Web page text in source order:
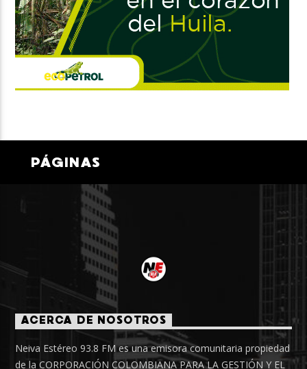
PÁGINAS
ACERCA DE NOSOTROS
Neiva Estéreo 93.8 FM es una emisora comunitaria propiedad
de la CORPORACIÓN COLOMBIANA PARA LA GESTIÓN Y EL